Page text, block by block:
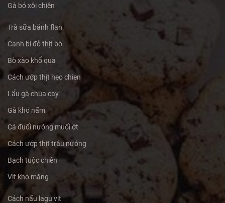
Gà bó xôi chiên
Trà sữa bánh flan
Canh bí đỏ thịt bò
Bò xào khổ qua
Cách ướp thịt heo chien
Lẩu gà chua cay
Gà kho nấm
Cá đuối nướng muối ớt
Cách ướp thịt trâu nướng
Bạch tuộc chiên
Vịt kho măng
Cách nấu lagu vịt